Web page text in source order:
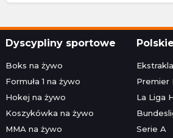
Dyscypliny sportowe
Boks na żywo
Formuła 1 na żywo
Hokej na żywo
Koszykówka na żywo
MMA na żywo
Premier
La Liga
Serie A